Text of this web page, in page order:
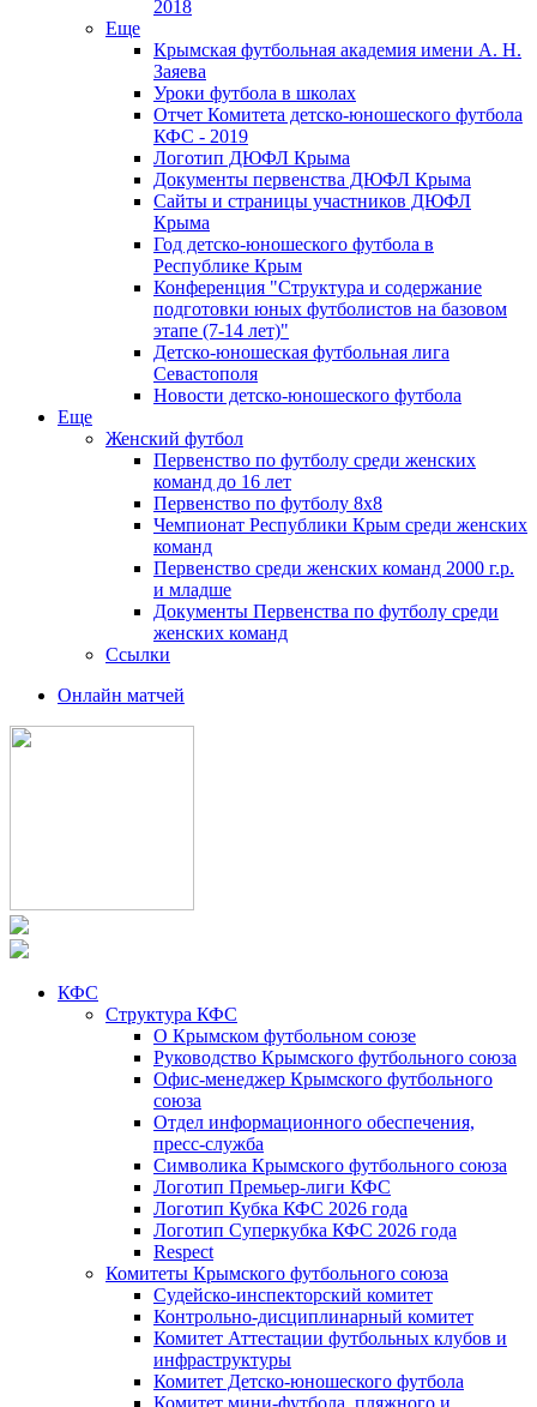
2018
Еще
Крымская футбольная академия имени А. Н.
Заяева
Уроки футбола в школах
Отчет Комитета детско-юношеского футбола
КФС - 2019
Логотип ДЮФЛ Крыма
Документы первенства ДЮФЛ Крыма
Сайты и страницы участников ДЮФЛ
Крыма
Год детско-юношеского футбола в
Республике Крым
Конференция "Структура и содержание
подготовки юных футболистов на базовом
этапе (7-14 лет)"
Детско-юношеская футбольная лига
Севастополя
Новости детско-юношеского футбола
Еще
Женский футбол
Первенство по футболу среди женских
команд до 16 лет
Первенство по футболу 8х8
Чемпионат Республики Крым среди женских
команд
Первенство среди женских команд 2000 г.р.
и младше
Документы Первенства по футболу среди
женских команд
Ссылки
Онлайн матчей
КФС
Структура КФС
О Крымском футбольном союзе
Руководство Крымского футбольного союза
Офис-менеджер Крымского футбольного
союза
Отдел информационного обеспечения,
пресс-служба
Символика Крымского футбольного союза
Логотип Премьер-лиги КФС
Логотип Кубка КФС 2026 года
Логотип Суперкубка КФС 2026 года
Respect
Комитеты Крымского футбольного союза
Судейско-инспекторский комитет
Контрольно-дисциплинарный комитет
Комитет Аттестации футбольных клубов и
инфраструктуры
Комитет Детско-юношеского футбола
Комитет мини-футбола, пляжного и